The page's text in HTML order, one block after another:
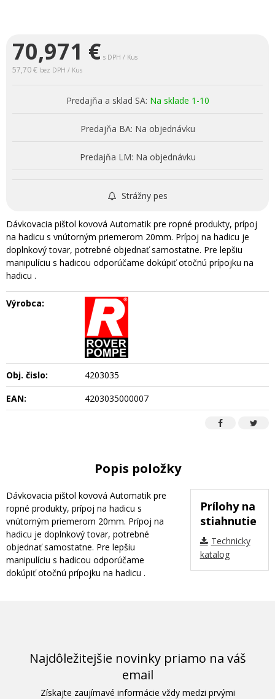
70,971 € s DPH / Kus
57,70 € bez DPH / Kus
Predajňa a sklad SA: Na sklade 1-10
Predajňa BA: Na objednávku
Predajňa LM: Na objednávku
Strážny pes
Dávkovacia pištol kovová Automatik pre ropné produkty, prípoj
na hadicu s vnútorným priemerom 20mm. Prípoj na hadicu je
doplnkový tovar, potrebné objednať samostatne. Pre lepšiu
manipulíciu s hadicou odporúčame dokúpiť otočnú prípojku na
hadicu .
Výrobca:
Obj. čislo:
4203035
EAN:
4203035000007
Popis položky
Prílohy na
stiahnutie
Technicky
katalog
Dávkovacia pištol kovová Automatik pre
ropné produkty, prípoj na hadicu s
vnútorným priemerom 20mm. Prípoj na
hadicu je doplnkový tovar, potrebné
objednať samostatne. Pre lepšiu
manipulíciu s hadicou odporúčame
dokúpiť otočnú prípojku na hadicu .
Najdôležitejšie novinky priamo na váš
email
Získajte zaujímavé informácie vždy medzi prvými